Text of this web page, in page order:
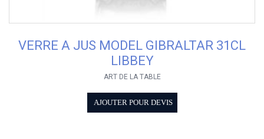
VERRE A JUS MODEL GIBRALTAR 31CL
LIBBEY
ART DE LA TABLE
AJOUTER POUR DEVIS